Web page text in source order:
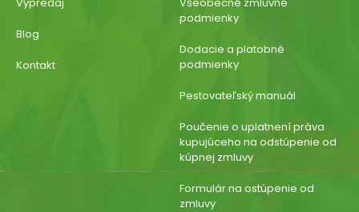
Blog
Kontakt
podmienky
Dodacie a platobné
podmienky
Pestovateľský manuál
Poučenie o uplatnení práva
kupujúceho na odstúpenie od
kúpnej zmluvy
Formulár na ostúpenie od
zmluvy